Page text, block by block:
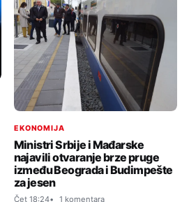
EKONOMIJA
Ministri Srbije i Mađarske
najavili otvaranje brze pruge
između Beograda i Budimpešte
za jesen
Čet 18:24 1 komentara